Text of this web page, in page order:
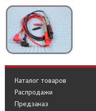
Каталог товаров
Распродажи
Предзаказ